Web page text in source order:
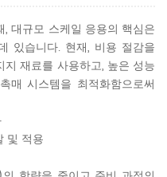
대규모 스케일 응용의 핵심은
있습니다. 현재, 비용 절감을
재료를 사용하고, 높은 성능
매 시스템을 최적화함으로써
및 적용